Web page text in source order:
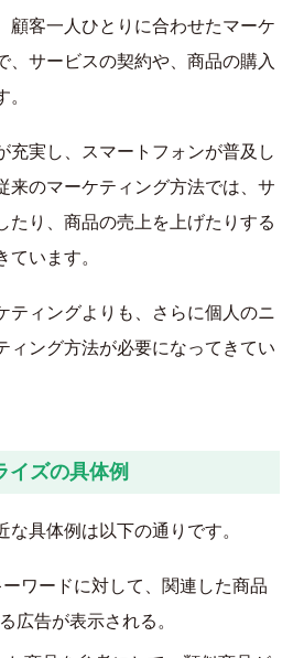
顧客一人ひとりに合わせたマーケ
、サービスの契約や、商品の購入
。
充実し、スマートフォンが普及し
来のマーケティング方法では、サ
たり、商品の売上を上げたりする
ています。
ティングよりも、さらに個人のニ
ィング方法が必要になってきてい
イズの具体例
な具体例は以下の通りです。
ワードに対して、関連した商品
広告が表示される。